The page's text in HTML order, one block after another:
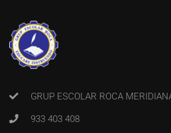
GRUP ESCOLAR ROCA
933 403 408